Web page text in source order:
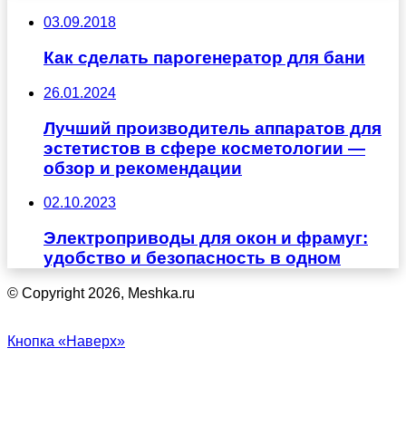
03.09.2018
Как сделать парогенератор для бани
26.01.2024
Лучший производитель аппаратов для
эстетистов в сфере косметологии —
обзор и рекомендации
02.10.2023
Электроприводы для окон и фрамуг:
удобство и безопасность в одном
© Copyright 2026, Meshka.ru
Кнопка «Наверх»